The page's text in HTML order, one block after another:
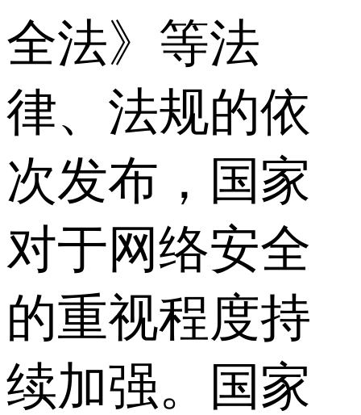
全法》等法
律、法规的依
次发布，国家
对于网络安全
的重视程度持
续加强。国家